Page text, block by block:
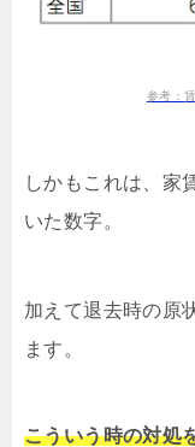
参考：
しかもこれは、家
いた数字。
加えて退去時の原
ます。
こういう時の対処